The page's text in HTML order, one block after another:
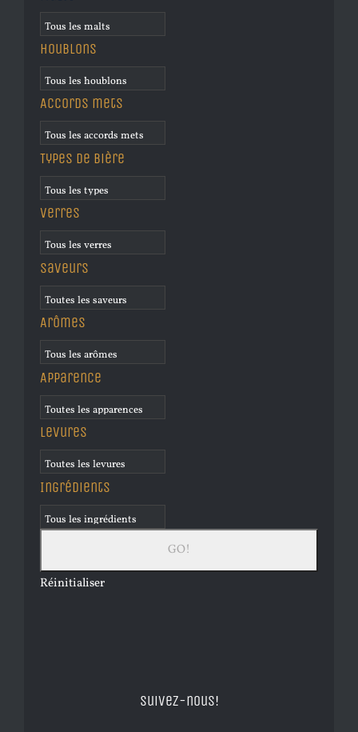
Houblons
Accords mets
Types de bière
Verres
Saveurs
Arômes
Apparence
Levures
Ingrédients
Réinitialiser
Suivez-nous!